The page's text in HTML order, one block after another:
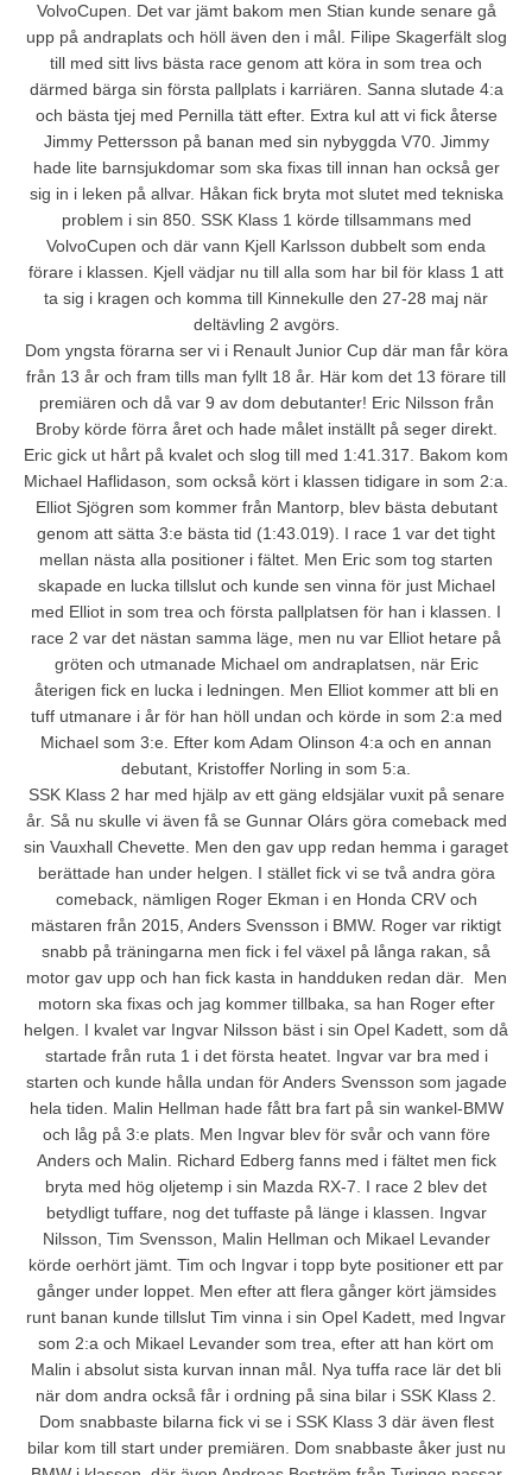
VolvoCupen. Det var jämt bakom men Stian kunde senare gå
upp på andraplats och höll även den i mål. Filipe Skagerfält slog
till med sitt livs bästa race genom att köra in som trea och
därmed bärga sin första pallplats i karriären. Sanna slutade 4:a
och bästa tjej med Pernilla tätt efter. Extra kul att vi fick återse
Jimmy Pettersson på banan med sin nybyggda V70. Jimmy
hade lite barnsjukdomar som ska fixas till innan han också ger
sig in i leken på allvar. Håkan fick bryta mot slutet med tekniska
problem i sin 850. SSK Klass 1 körde tillsammans med
VolvoCupen och där vann Kjell Karlsson dubbelt som enda
förare i klassen. Kjell vädjar nu till alla som har bil för klass 1 att
ta sig i kragen och komma till Kinnekulle den 27-28 maj när
deltävling 2 avgörs.
Dom yngsta förarna ser vi i Renault Junior Cup där man får köra
från 13 år och fram tills man fyllt 18 år. Här kom det 13 förare till
premiären och då var 9 av dom debutanter! Eric Nilsson från
Broby körde förra året och hade målet inställt på seger direkt.
Eric gick ut hårt på kvalet och slog till med 1:41.317. Bakom kom
Michael Haflidason, som också kört i klassen tidigare in som 2:a.
Elliot Sjögren som kommer från Mantorp, blev bästa debutant
genom att sätta 3:e bästa tid (1:43.019). I race 1 var det tight
mellan nästa alla positioner i fältet. Men Eric som tog starten
skapade en lucka tillslut och kunde sen vinna för just Michael
med Elliot in som trea och första pallplatsen för han i klassen. I
race 2 var det nästan samma läge, men nu var Elliot hetare på
gröten och utmanade Michael om andraplatsen, när Eric
återigen fick en lucka i ledningen. Men Elliot kommer att bli en
tuff utmanare i år för han höll undan och körde in som 2:a med
Michael som 3:e. Efter kom Adam Olinson 4:a och en annan
debutant, Kristoffer Norling in som 5:a.
SSK Klass 2 har med hjälp av ett gäng eldsjälar vuxit på senare
år. Så nu skulle vi även få se Gunnar Olárs göra comeback med
sin Vauxhall Chevette. Men den gav upp redan hemma i garaget
berättade han under helgen. I stället fick vi se två andra göra
comeback, nämligen Roger Ekman i en Honda CRV och
mästaren från 2015, Anders Svensson i BMW. Roger var riktigt
snabb på träningarna men fick i fel växel på långa rakan, så
motor gav upp och han fick kasta in handduken redan där.  Men
motorn ska fixas och jag kommer tillbaka, sa han Roger efter
helgen. I kvalet var Ingvar Nilsson bäst i sin Opel Kadett, som då
startade från ruta 1 i det första heatet. Ingvar var bra med i
starten och kunde hålla undan för Anders Svensson som jagade
hela tiden. Malin Hellman hade fått bra fart på sin wankel-BMW
och låg på 3:e plats. Men Ingvar blev för svår och vann före
Anders och Malin. Richard Edberg fanns med i fältet men fick
bryta med hög oljetemp i sin Mazda RX-7. I race 2 blev det
betydligt tuffare, nog det tuffaste på länge i klassen. Ingvar
Nilsson, Tim Svensson, Malin Hellman och Mikael Levander
körde oerhört jämt. Tim och Ingvar i topp byte positioner ett par
gånger under loppet. Men efter att flera gånger kört jämsides
runt banan kunde tillslut Tim vinna i sin Opel Kadett, med Ingvar
som 2:a och Mikael Levander som trea, efter att han kört om
Malin i absolut sista kurvan innan mål. Nya tuffa race lär det bli
när dom andra också får i ordning på sina bilar i SSK Klass 2.
Dom snabbaste bilarna fick vi se i SSK Klass 3 där även flest
bilar kom till start under premiären. Dom snabbaste åker just nu